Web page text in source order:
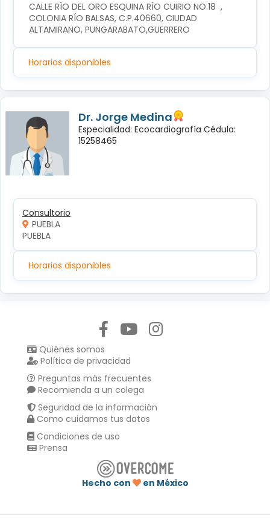
CALLE RÍO DEL ORO ESQUINA RÍO CUIRIO NO.18  ,
COLONIA RÍO BALSAS, C.P.40660, CIUDAD
ALTAMIRANO, PUNGARABATO,GUERRERO
Horarios disponibles
Dr. Jorge Medina
Especialidad: Ecocardiografía Cédula:
15258465
Consultorio
PUEBLA
PUEBLA
Horarios disponibles
Quiénes somos
Política de privacidad
Preguntas más frecuentes
Recomienda a un colega
Seguridad de la información
Como cuidamos tus datos
Condiciones de uso
Prensa
Hecho con
en México